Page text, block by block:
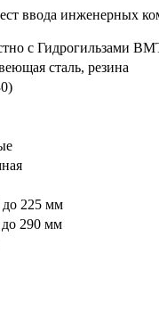
ввода инженерных
с Гидрогильзами
сталь, резина
до 225 мм
до 290 мм